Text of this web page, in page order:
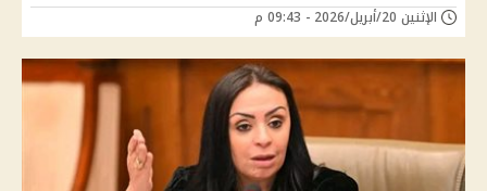
الإثنين 20/أبريل/2026 - 09:43 م